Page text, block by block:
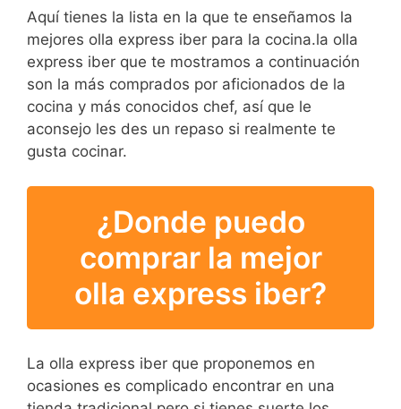
Aquí tienes la lista en la que te enseñamos la
mejores olla express iber para la cocina.la olla
express iber que te mostramos a continuación
son la más comprados por aficionados de la
cocina y más conocidos chef, así que le
aconsejo les des un repaso si realmente te
gusta cocinar.
¿Donde puedo
comprar la mejor
olla express iber?
La olla express iber que proponemos en
ocasiones es complicado encontrar en una